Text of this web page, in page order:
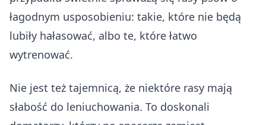
łagodnym usposobieniu: takie, które nie będą
lubiły hałasować, albo te, które łatwo
wytrenować.
Nie jest też tajemnicą, że niektóre rasy mają
słabość do leniuchowania. To doskonali